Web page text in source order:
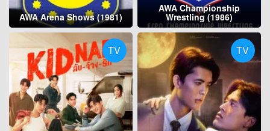
AWA Arena Shows (1981)
AWA Championship
Wrestling (1986)
TV TV